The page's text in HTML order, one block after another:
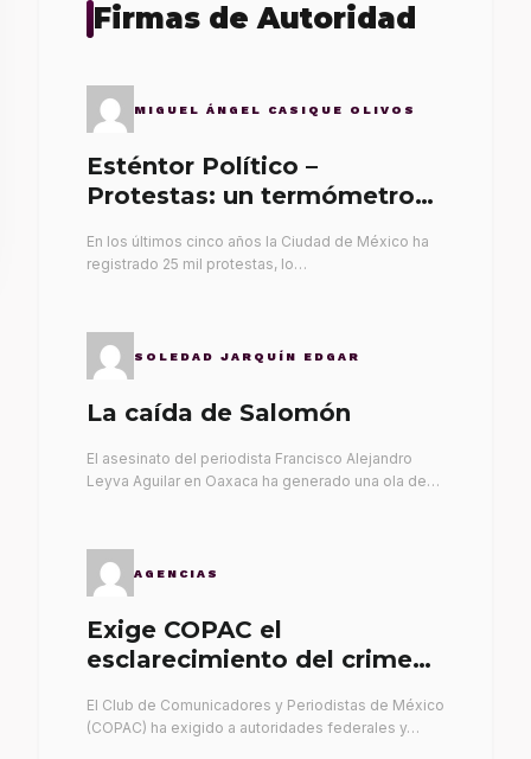
Firmas de Autoridad
MIGUEL ÁNGEL CASIQUE OLIVOS
Esténtor Político –
Protestas: un termómetro
En los últimos cinco años la Ciudad de México ha
registrado 25 mil protestas, lo…
SOLEDAD JARQUÍN EDGAR
La caída de Salomón
El asesinato del periodista Francisco Alejandro
Leyva Aguilar en Oaxaca ha generado una ola de…
AGENCIAS
Exige COPAC el
esclarecimiento del crimen
El Club de Comunicadores y Periodistas de México
(COPAC) ha exigido a autoridades federales y…